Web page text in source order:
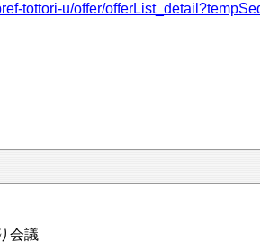
tottori-u/offer/
会議